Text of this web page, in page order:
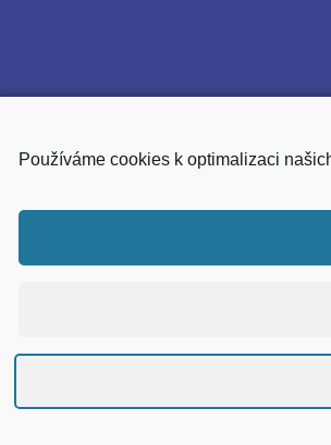
Používáme cookies k optimalizaci